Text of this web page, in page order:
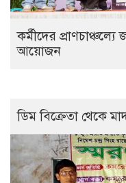
কর্মীদের
আয়োজন
ডিম বিক্রেতা থেকে